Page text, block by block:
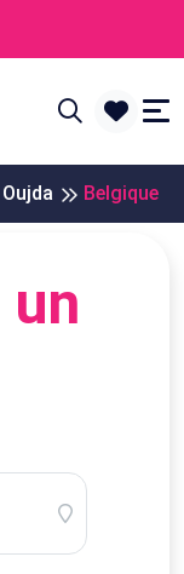
Oujda Belgique
un